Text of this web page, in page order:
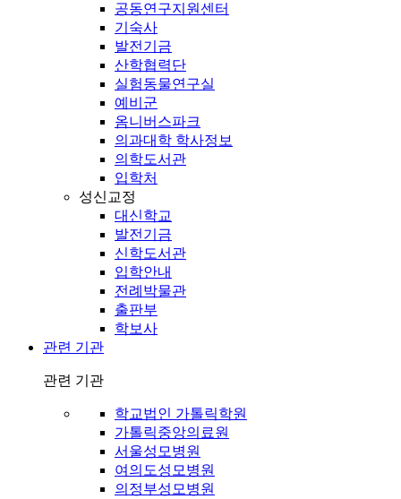
공동연구지원센터
기숙사
발전기금
산학협력단
실험동물연구실
예비군
옴니버스파크
의과대학 학사정보
의학도서관
입학처
성신교정
대신학교
발전기금
신학도서관
입학안내
전례박물관
출판부
학보사
관련 기관
관련 기관
학교법인 가톨릭학원
가톨릭중앙의료원
서울성모병원
여의도성모병원
의정부성모병원